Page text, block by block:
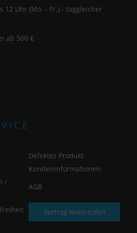
12 Uhr (Mo. - Fr.) - taggleicher
ab 500 €
Defektes Produkt
Kundeninformationen
/
AGB
Vertrag widerrufen